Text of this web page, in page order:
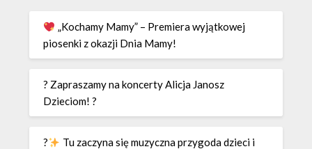
„Kochamy Mamy” – Premiera wyjątkowej
piosenki z okazji Dnia Mamy!
? Zapraszamy na koncerty Alicja Janosz
Dzieciom! ?
?
Tu zaczyna się muzyczna przygoda dzieci i